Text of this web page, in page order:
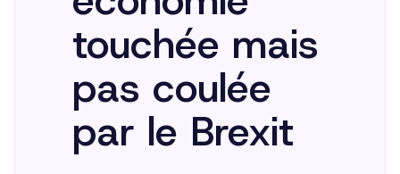
Market Insights
Entreprise
touchée mais
pas coulée
par le Brexit